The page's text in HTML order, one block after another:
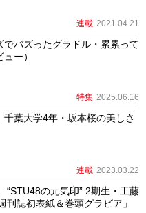
連載 2021.04.21
でバズったグラドル・累累って
ー）
特集 2025.06.16
千葉大学4年・坂本桜の美しさ
連載 2023.03.22
“STU48の元気印” 2期生・工藤
刊誌初表紙＆巻頭グラビア」